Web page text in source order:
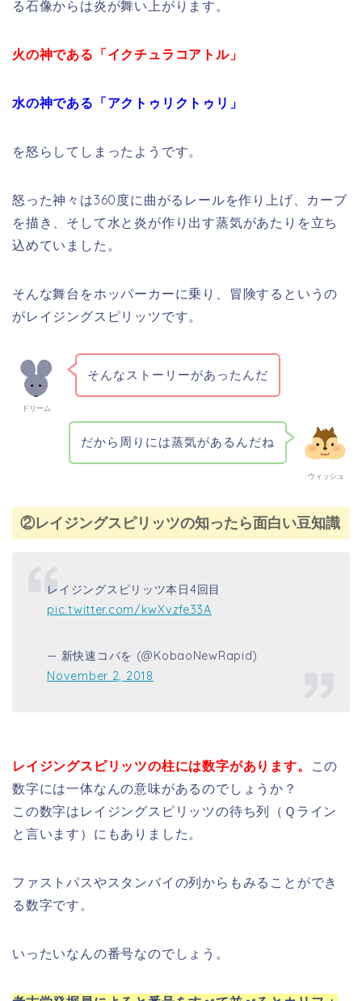
る石像からは炎が舞い上がります。
火の神である「イクチュラコアトル」
水の神である「アクトゥリクトゥリ」
を怒らしてしまったようです。
怒った神々は360度に曲がるレールを作り上げ、カーブ
を描き、そして水と炎が作り出す蒸気があたりを立ち
込めていました。
そんな舞台をホッパーカーに乗り、冒険するというの
がレイジングスピリッツです。
ドリーム
そんなストーリーがあったんだ
ウィッシュ
だから周りには蒸気があるんだね
②レイジングスピリッツの知ったら面白い豆知識
レイジングスピリッツ本日4回目
pic.twitter.com/kwXvzfe33A
— 新快速コバを (@KobaoNewRapid)
November 2, 2018
レイジングスピリッツの柱には数字があります。
この
数字には一体なんの意味があるのでしょうか？
この数字はレイジングスピリッツの待ち列（Ｑライン
と言います）にもありました。
ファストパスやスタンバイの列からもみることができ
る数字です。
いったいなんの番号なのでしょう。